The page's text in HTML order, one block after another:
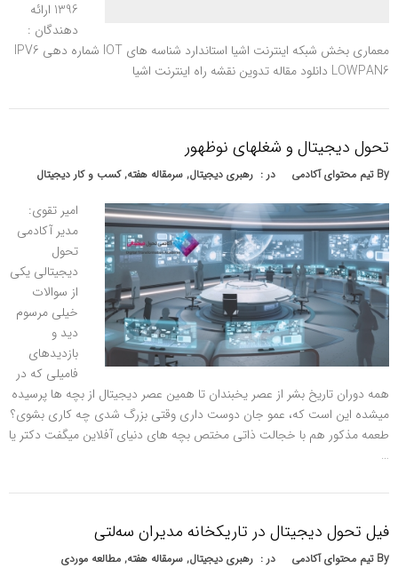
1396 ارائه
دهندگان :
معماری بخش شبکه اینترنت اشیا استاندارد شناسه های IOT شماره دهی IPV6
LOWPAN6 دانلود مقاله تدوین نقشه راه اینترنت اشیا
تحول دیجیتال و شغلهای نوظهور
By تیم محتوای آکادمی در : رهبری دیجیتال, سرمقاله هفته,کسب و کار دیجیتال
امیر تقوی:
مدیر آکادمی
تحول
دیجیتالی یکی
از سوالات
خیلی مرسوم
دید و
بازدیدهای
فامیلی که در
همه دوران تاریخ بشر از عصر یخبندان تا همین عصر دیجیتال از بچه ها پرسیده
میشده این است که، عمو جان دوست داری وقتی بزرگ شدی چه کاری بشوی؟
طعمه مذکور هم با خجالت ذاتی مختص بچه های دنیای آفلاین میگفت دکتر یا
…
فیل تحول دیجیتال در تاریکخانه مدیران سه‌لتی
By تیم محتوای آکادمی در : رهبری دیجیتال, سرمقاله هفته, مطالعه موردی